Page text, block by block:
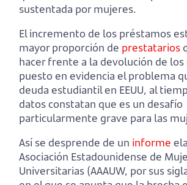
sustentada por mujeres.
El incremento de los préstamos
mayor proporción de prestatarios
hacer frente a la devolución de los
puesto en evidencia el problema
deuda estudiantil en EEUU, al
datos constatan que es un desafío
particularmente grave para las
Así se desprende de un informe
Asociación Estadounidense de
Universitarias (AAAUW, por sus